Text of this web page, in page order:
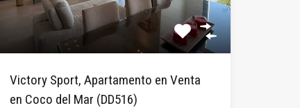
Victory Sport, Apartamento en Venta
en Coco del Mar (DD516)